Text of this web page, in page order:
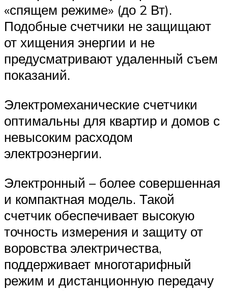
«спящем режиме» (до 2 Вт).
Подобные счетчики не защищают
от хищения энергии и не
предусматривают удаленный съем
показаний.
Электромеханические счетчики
оптимальны для квартир и домов с
невысоким расходом
электроэнергии.
Электронный – более совершенная
и компактная модель. Такой
счетчик обеспечивает высокую
точность измерения и защиту от
воровства электричества,
поддерживает многотарифный
режим и дистанционную передачу